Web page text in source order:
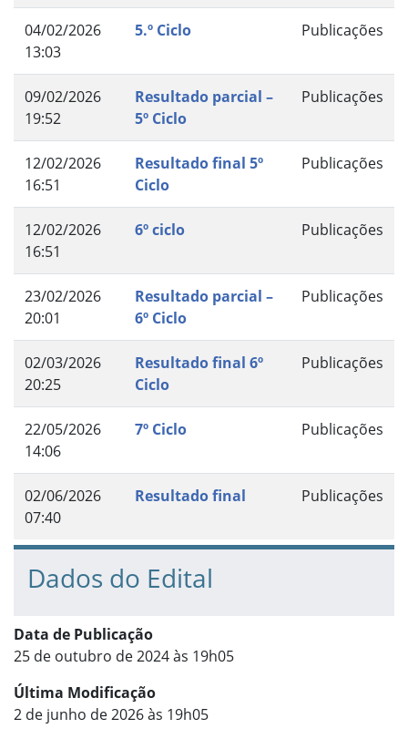
04/02/2026
13:03
5.º Ciclo Publicações
09/02/2026
19:52
Resultado parcial –
5º Ciclo
Publicações
12/02/2026
16:51
Resultado final 5º
Ciclo
Publicações
12/02/2026
16:51
6º ciclo Publicações
23/02/2026
20:01
Resultado parcial –
6º Ciclo
Publicações
02/03/2026
20:25
Resultado final 6º
Ciclo
Publicações
22/05/2026
14:06
7º Ciclo Publicações
02/06/2026
07:40
Resultado final Publicações
Dados do Edital
Data de Publicação
25 de outubro de 2024 às 19h05
Última Modificação
2 de junho de 2026 às 19h05